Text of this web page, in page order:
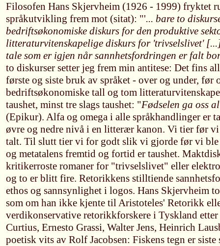
Filosofen Hans Skjervheim (1926 - 1999) fryktet
språkutvikling frem mot (sitat): "'... bare to
bedriftsøkonomiske diskurs for den produktive
litteraturvitenskapelige diskurs for 'trivselslivet'
tale som er igjen når sannhetsfordringen er falt
to diskurser setter jeg frem min antitese: Det fins
første og siste bruk av språket - over og under, før
bedriftsøkonomiske tall og tom
taushet, minst tre slags taushet: "Fødselen ga oss
(Epikur). Alfa og omega i alle språkhandlinger er
øvre og nedre nivå i en litterær kanon. Vi tier før
talt. Til slutt tier vi for godt slik vi gjorde før vi ble
og metatalens fremtid og fortid er taushet.
kritikerroste romaner for "trivselslivet" eller
og to er blitt fire. Retorikkens stilltiende
ethos og sannsynlighet i logos. Hans Skjervheim
som om han ikke kjente til Aristoteles' Retorikk
verdikonservative retorikkforskere i Tyskland
Curtius, Ernesto Grassi, Walter Jens, Heinrich
poetisk vits av Rolf Jacobsen: Fiskens tegn er